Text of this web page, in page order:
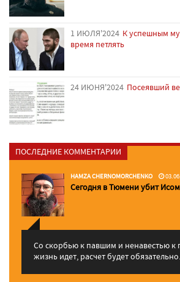
1 ИЮЛЯ'2024 К успешным
время петлять
24 ИЮНЯ'2024 Посеявший
ПОСЛЕДНИЕ КОММЕНТАРИИ
HAMZA CHERNOMORCHENKO
Сегодня в Тюмени убит
Со скорбью к павшим и ненавестью к
жизнь идет, расчет будет